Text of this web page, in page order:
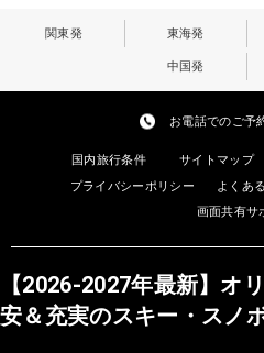
関東発 東海発
中国発
お電話でのご予
国内旅行条件 サイトマップ
プライバシーポリシー
よくあ
画面共有サ
【2026-2027年最新】オ
安＆充実のスキー・スノ